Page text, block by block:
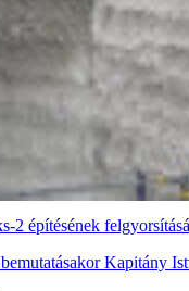
2 építésének
Kapitány